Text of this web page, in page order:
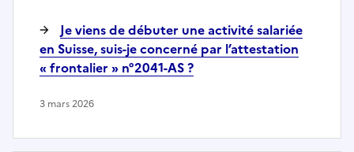
Je viens de débuter une activité salariée
en Suisse, suis-je concerné par l’attestation
« frontalier » n°2041-AS ?
3 mars 2026